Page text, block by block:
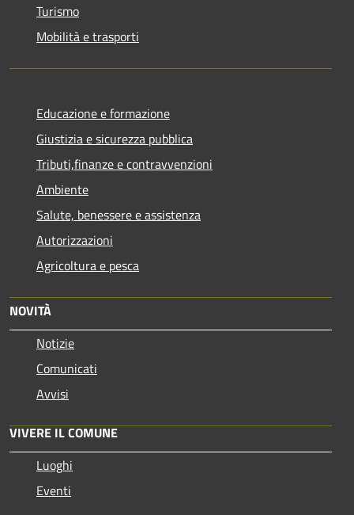
Turismo
Mobilità e trasporti
Educazione e formazione
Giustizia e sicurezza pubblica
Tributi,finanze e contravvenzioni
Ambiente
Salute, benessere e assistenza
Autorizzazioni
Agricoltura e pesca
NOVITÀ
Notizie
Comunicati
Avvisi
VIVERE IL COMUNE
Luoghi
Eventi